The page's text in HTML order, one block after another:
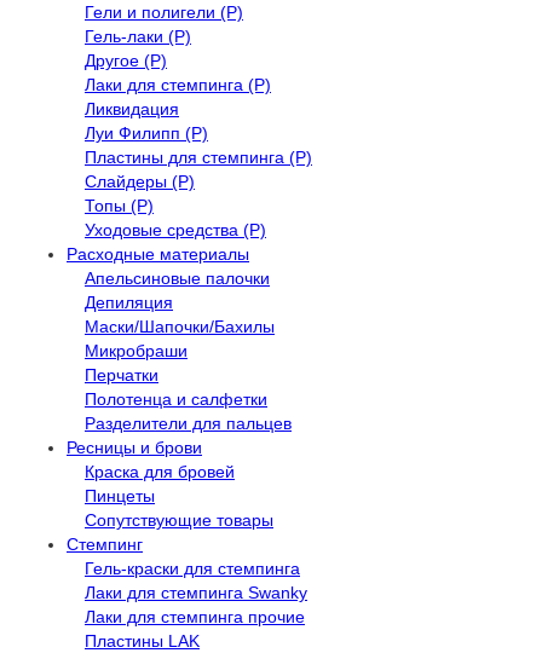
Гели и полигели (Р)
Гель-лаки (Р)
Другое (Р)
Лаки для стемпинга (Р)
Ликвидация
Луи Филипп (Р)
Пластины для стемпинга (Р)
Слайдеры (Р)
Топы (Р)
Уходовые средства (Р)
Расходные материалы
Апельсиновые палочки
Депиляция
Маски/Шапочки/Бахилы
Микробраши
Перчатки
Полотенца и салфетки
Разделители для пальцев
Ресницы и брови
Краска для бровей
Пинцеты
Сопутствующие товары
Стемпинг
Гель-краски для стемпинга
Лаки для стемпинга Swanky
Лаки для стемпинга прочие
Пластины LAK